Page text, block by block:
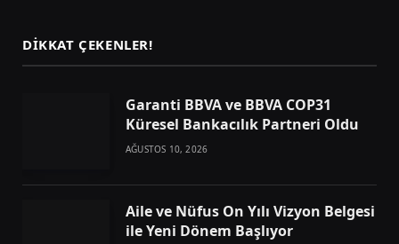
DIKKAT ÇEKENLER!
Garanti BBVA ve BBVA COP31
Küresel Bankacılık Partneri Oldu
AĞUSTOS 10, 2026
Aile ve Nüfus On Yılı Vizyon Belgesi
ile Yeni Dönem Başlıyor